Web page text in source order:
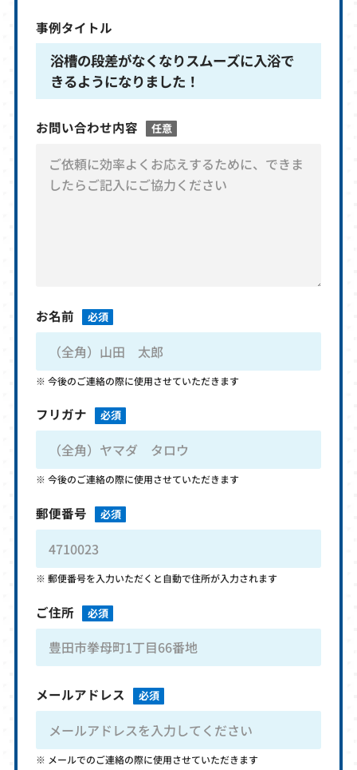
事例タイトル
浴槽の段差がなくなりスムーズに入浴で
きるようになりました！
お問い合わせ内容 任意
お名前 必須
今後のご連絡の際に使用させていただきます
フリガナ 必須
今後のご連絡の際に使用させていただきます
郵便番号 必須
郵便番号を入力いただくと自動で住所が入力されます
ご住所 必須
メールアドレス 必須
メールでのご連絡の際に使用させていただきます